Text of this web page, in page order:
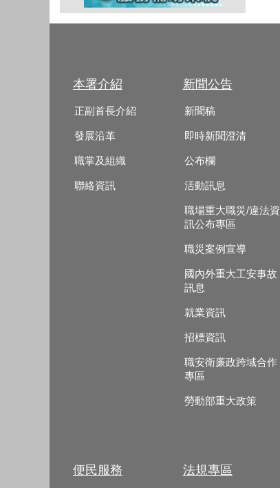
本署介紹
正副首長介紹
發展沿革
職掌及組織
聯絡資訊
新聞公告
新聞稿
即時新聞澄清
公布欄
活動訊息
職場重大職災/違法資
訊公布專區
職災案例宣導
國內外重大工安事故
訊息
就業資訊
招標資訊
職安衛廉政跨域合作
專區
勞動部重大政策
便民服務 法規專區